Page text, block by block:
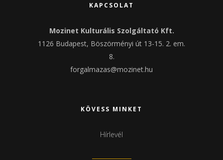
KAPCSOLAT
Mozinet Kulturális Szolgáltató Kft.
1126 Budapest, Böszörményi út 13-15. 2. em.
8.
forgalmazas@mozinet.hu
KÖVESS MINKET
Hírlevél